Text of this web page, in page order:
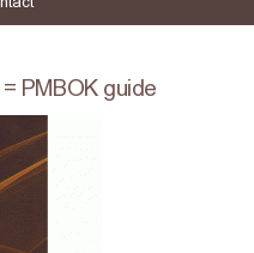
PMBOK guide